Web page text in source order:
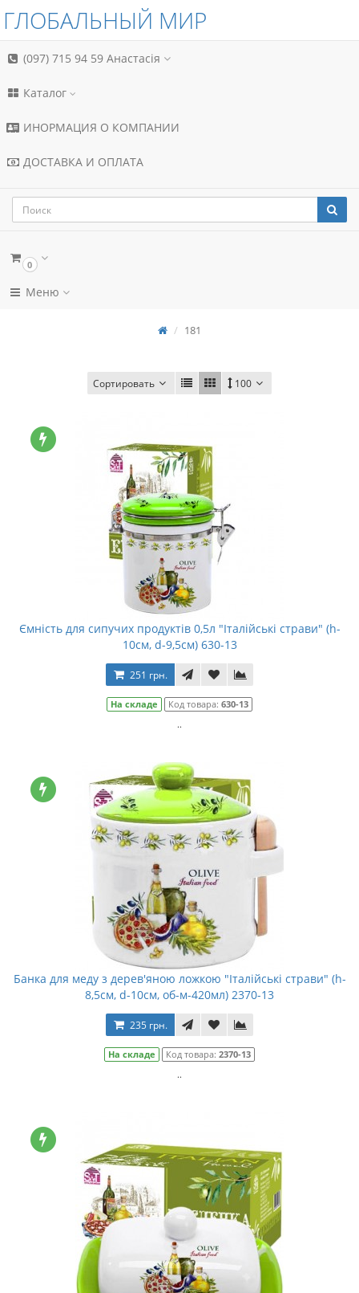
ГЛОБАЛЬНЫЙ МИР
(097) 715 94 59 Анастасія
Каталог
ИНОРМАЦИЯ О КОМПАНИИ
ДОСТАВКА И ОПЛАТА
0
Меню
181
Сортировать 100
Ємність для сипучих продуктів 0,5л "Італійські страви" (h-
10см, d-9,5см) 630-13
251 грн.
На складе Код товара: 630-13
..
Банка для меду з дерев'яною ложкою "Італійські страви" (h-
8,5см, d-10см, об-м-420мл) 2370-13
235 грн.
На складе Код товара: 2370-13
..